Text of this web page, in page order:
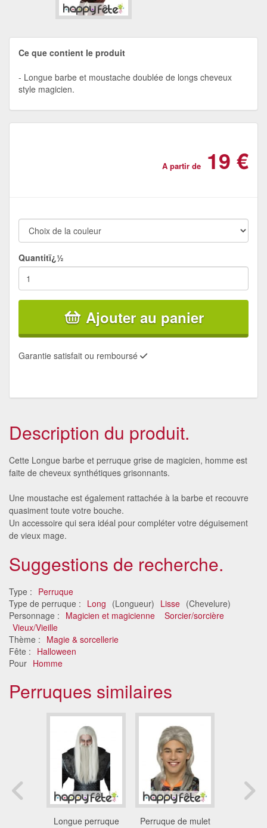
Ce que contient le produit
Longue barbe et moustache doublée de longs cheveux
style magicien.
A partir de 19 €
Quantitï¿½
Ajouter au panier
Garantie satisfait ou remboursé
Description du produit.
Cette Longue barbe et perruque grise de magicien, homme est
faite de cheveux synthétiques grisonnants.
Une moustache est également rattachée à la barbe et recouvre
quasiment toute votre bouche.
Un accessoire qui sera idéal pour compléter votre déguisement
de vieux mage.
Suggestions de recherche.
Type : Perruque
Type de perruque : Long (Longueur) Lisse (Chevelure)
Personnage : Magicien et magicienne
Sorcier/sorcière
Vieux/Vieille
Thème : Magie & sorcellerie
Fête : Halloween
Pour Homme
Perruques similaires
Longue perruque
Perruque de mulet